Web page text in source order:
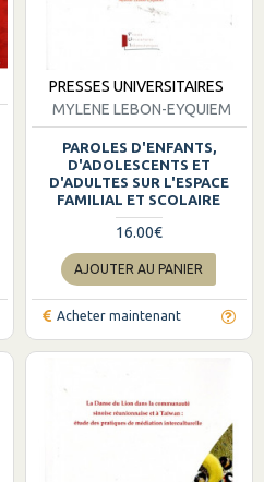
PRESSES UNIVERSITAIRES
MYLENE LEBON-EYQUIEM
PAROLES D'ENFANTS,
D'ADOLESCENTS ET
D'ADULTES SUR L'ESPACE
FAMILIAL ET SCOLAIRE
16.00€
AJOUTER AU PANIER
Acheter maintenant